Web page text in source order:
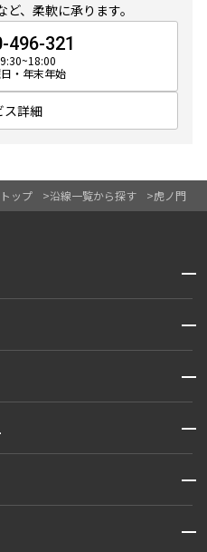
ップ 沿線一覧から探す 虎ノ門
、柔軟に承ります。
496-321
・年末年始
ス詳細
開閉
開閉
開閉
開閉
開閉
開閉